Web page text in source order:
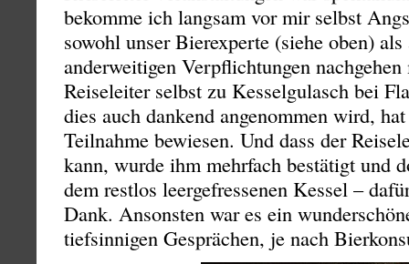
bekomme ich langsam vor mir selbst
sowohl unser Bierexperte (siehe oben)
anderweitigen Verpflichtungen
Reiseleiter selbst zu Kesselgulasch bei
dies auch dankend angenommen wird,
Teilnahme bewiesen. Und dass der
kann, wurde ihm mehrfach bestätigt und
dem restlos leergefressenen Kessel –
Dank. Ansonsten war es ein
tiefsinnigen Gesprächen, je nach